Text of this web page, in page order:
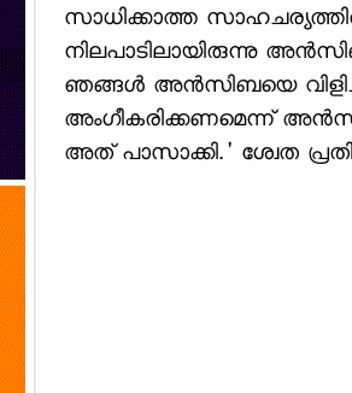
സാധിക്കാത്ത
നിലപാടിലായിരുന്നു
ഞങ്ങള്‍ അന്‍സിബയെ വിളിച്ചു
അംഗീകരിക്കണമെന്ന്
അത് പാസാക്കി.' ശ്വേത